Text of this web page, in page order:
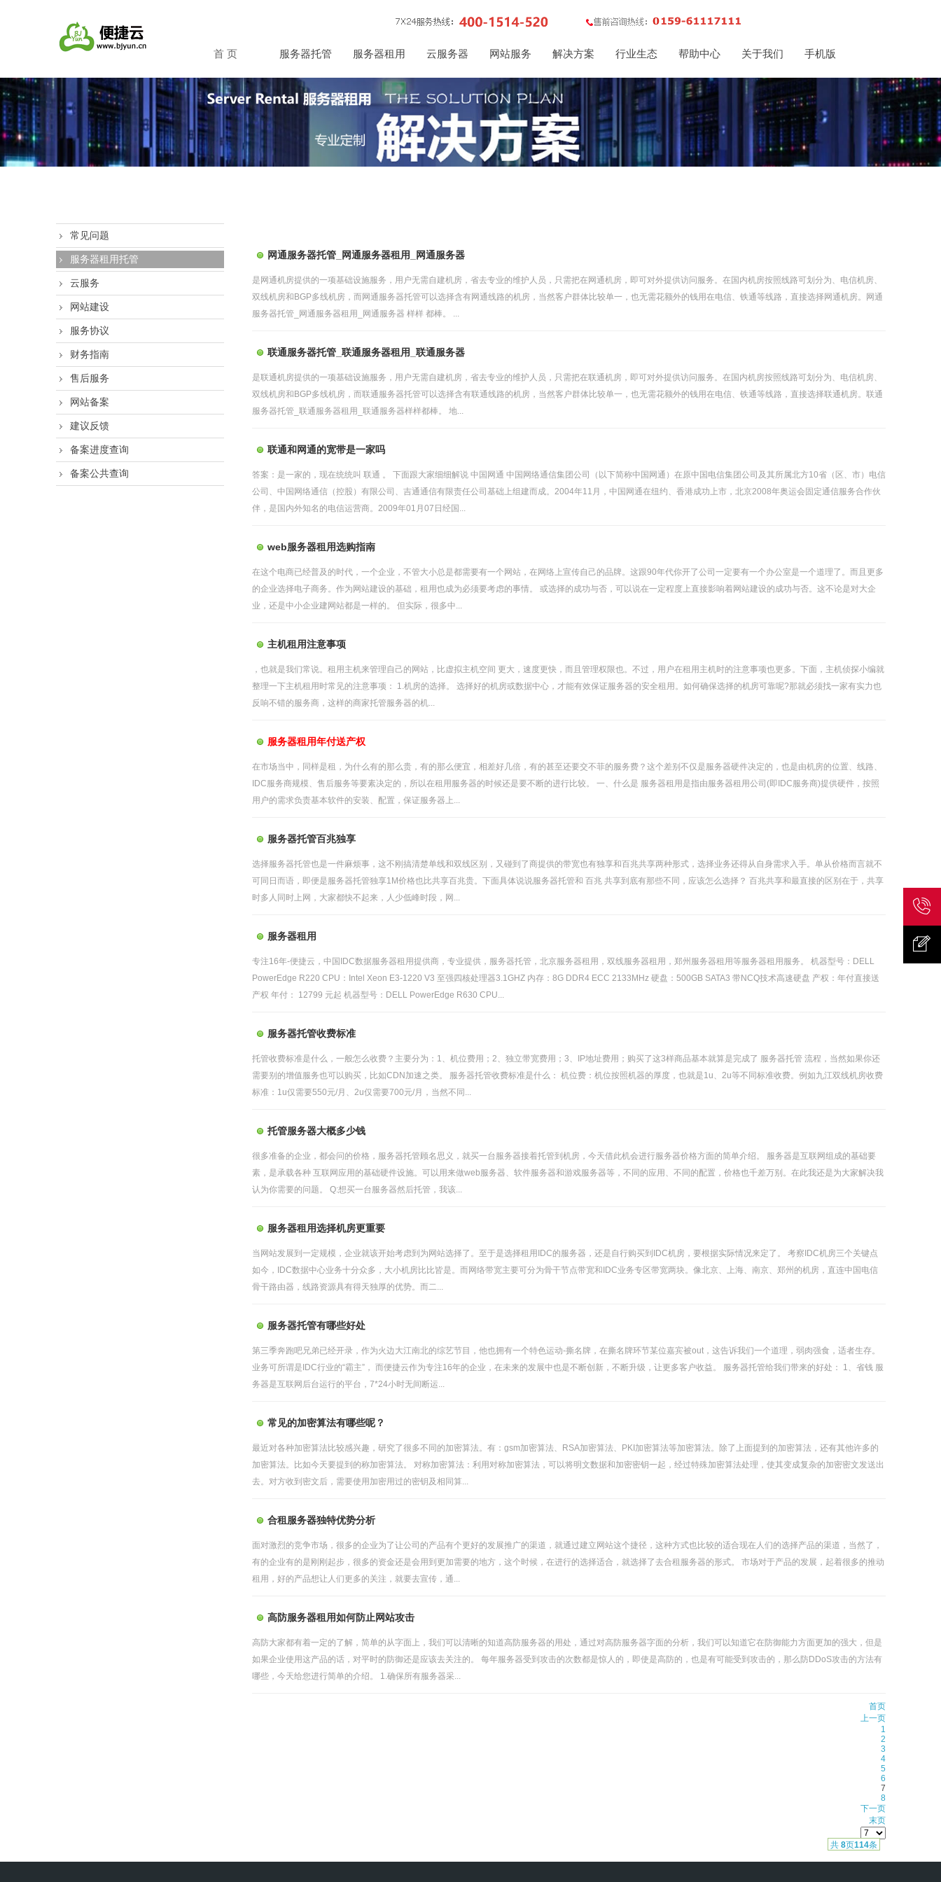
首 页 服务器托管 服务器租用 云服务器 网站服务 解决方案 行业生态 帮助中心 关于我们 手机版
常见问题
服务器租用托管
云服务
网站建设
服务协议
财务指南
售后服务
网站备案
建议反馈
备案进度查询
备案公共查询
网通服务器托管_网通服务器租用_网通服务器
是网通机房提供的一项基础设施服务，用户无需自建机房，省去专业的维护人员，只需把在网通机房，即可对外提供访问服务。在国内机房按照线路可划分为、电信机房、
双线机房和BGP多线机房，而网通服务器托管可以选择含有网通线路的机房，当然客户群体比较单一，也无需花额外的钱用在电信、铁通等线路，直接选择网通机房。网通
服务器托管_网通服务器租用_网通服务器 样样 都棒。 ...
联通服务器托管_联通服务器租用_联通服务器
是联通机房提供的一项基础设施服务，用户无需自建机房，省去专业的维护人员，只需把在联通机房，即可对外提供访问服务。在国内机房按照线路可划分为、电信机房、
双线机房和BGP多线机房，而联通服务器托管可以选择含有联通线路的机房，当然客户群体比较单一，也无需花额外的钱用在电信、铁通等线路，直接选择联通机房。联通
服务器托管_联通服务器租用_联通服务器样样都棒。 地...
联通和网通的宽带是一家吗
答案：是一家的，现在统统叫 联通 。 下面跟大家细细解说 中国网通 中国网络通信集团公司（以下简称中国网通）在原中国电信集团公司及其所属北方10省（区、市）电信
公司、中国网络通信（控股）有限公司、吉通通信有限责任公司基础上组建而成。2004年11月，中国网通在纽约、香港成功上市，北京2008年奥运会固定通信服务合作伙
伴，是国内外知名的电信运营商。2009年01月07日经国...
web服务器租用选购指南
在这个电商已经普及的时代，一个企业，不管大小总是都需要有一个网站，在网络上宣传自己的品牌。这跟90年代你开了公司一定要有一个办公室是一个道理了。而且更多
的企业选择电子商务。作为网站建设的基础，租用也成为必须要考虑的事情。 或选择的成功与否，可以说在一定程度上直接影响着网站建设的成功与否。这不论是对大企
业，还是中小企业建网站都是一样的。 但实际，很多中...
主机租用注意事项
，也就是我们常说。租用主机来管理自己的网站，比虚拟主机空间 更大，速度更快，而且管理权限也。不过，用户在租用主机时的注意事项也更多。下面，主机侦探小编就
整理一下主机租用时常见的注意事项： 1.机房的选择。 选择好的机房或数据中心，才能有效保证服务器的安全租用。如何确保选择的机房可靠呢?那就必须找一家有实力也
反响不错的服务商，这样的商家托管服务器的机...
服务器租用年付送产权
在市场当中，同样是租，为什么有的那么贵，有的那么便宜，相差好几倍，有的甚至还要交不菲的服务费？这个差别不仅是服务器硬件决定的，也是由机房的位置、线路、
IDC服务商规模、售后服务等要素决定的，所以在租用服务器的时候还是要不断的进行比较。 一、什么是 服务器租用是指由服务器租用公司(即IDC服务商)提供硬件，按照
用户的需求负责基本软件的安装、配置，保证服务器上...
服务器托管百兆独享
选择服务器托管也是一件麻烦事，这不刚搞清楚单线和双线区别，又碰到了商提供的带宽也有独享和百兆共享两种形式，选择业务还得从自身需求入手。单从价格而言就不
可同日而语，即便是服务器托管独享1M价格也比共享百兆贵。下面具体说说服务器托管和 百兆 共享到底有那些不同，应该怎么选择？ 百兆共享和最直接的区别在于，共享
时多人同时上网，大家都快不起来，人少低峰时段，网...
服务器租用
专注16年-便捷云，中国IDC数据服务器租用提供商，专业提供，服务器托管，北京服务器租用，双线服务器租用，郑州服务器租用等服务器租用服务。 机器型号：DELL
PowerEdge R220 CPU：Intel Xeon E3-1220 V3 至强四核处理器3.1GHZ 内存：8G DDR4 ECC 2133MHz 硬盘：500GB SATA3 带NCQ技术高速硬盘 产权：年付直接送
产权 年付： 12799 元起 机器型号：DELL PowerEdge R630 CPU...
服务器托管收费标准
托管收费标准是什么，一般怎么收费？主要分为：1、机位费用；2、独立带宽费用；3、IP地址费用；购买了这3样商品基本就算是完成了 服务器托管 流程，当然如果你还
需要别的增值服务也可以购买，比如CDN加速之类。 服务器托管收费标准是什么： 机位费：机位按照机器的厚度，也就是1u、2u等不同标准收费。例如九江双线机房收费
标准：1u仅需要550元/月、2u仅需要700元/月，当然不同...
托管服务器大概多少钱
很多准备的企业，都会问的价格，服务器托管顾名思义，就买一台服务器接着托管到机房，今天借此机会进行服务器价格方面的简单介绍。 服务器是互联网组成的基础要
素，是承载各种 互联网应用的基础硬件设施。可以用来做web服务器、软件服务器和游戏服务器等，不同的应用、不同的配置，价格也千差万别。在此我还是为大家解决我
认为你需要的问题。 Q:想买一台服务器然后托管，我该...
服务器租用选择机房更重要
当网站发展到一定规模，企业就该开始考虑到为网站选择了。至于是选择租用IDC的服务器，还是自行购买到IDC机房，要根据实际情况来定了。 考察IDC机房三个关键点
如今，IDC数据中心业务十分众多，大小机房比比皆是。而网络带宽主要可分为骨干节点带宽和IDC业务专区带宽两块。像北京、上海、南京、郑州的机房，直连中国电信
骨干路由器，线路资源具有得天独厚的优势。而二...
服务器托管有哪些好处
第三季奔跑吧兄弟已经开录，作为火边大江南北的综艺节目，他也拥有一个特色运动-撕名牌，在撕名牌环节某位嘉宾被out，这告诉我们一个道理，弱肉强食，适者生存。
业务可所谓是IDC行业的“霸主”， 而便捷云作为专注16年的企业，在未来的发展中也是不断创新，不断升级，让更多客户收益。 服务器托管给我们带来的好处： 1、省钱 服
务器是互联网后台运行的平台，7*24小时无间断运...
常见的加密算法有哪些呢？
最近对各种加密算法比较感兴趣，研究了很多不同的加密算法。有：gsm加密算法、RSA加密算法、PKI加密算法等加密算法。除了上面提到的加密算法，还有其他许多的
加密算法。比如今天要提到的称加密算法。 对称加密算法：利用对称加密算法，可以将明文数据和加密密钥一起，经过特殊加密算法处理，使其变成复杂的加密密文发送出
去。对方收到密文后，需要使用加密用过的密钥及相同算...
合租服务器独特优势分析
面对激烈的竞争市场，很多的企业为了让公司的产品有个更好的发展推广的渠道，就通过建立网站这个捷径，这种方式也比较的适合现在人们的选择产品的渠道，当然了，
有的企业有的是刚刚起步，很多的资金还是会用到更加需要的地方，这个时候，在进行的选择适合，就选择了去合租服务器的形式。 市场对于产品的发展，起着很多的推动
租用，好的产品想让人们更多的关注，就要去宣传，通...
高防服务器租用如何防止网站攻击
高防大家都有着一定的了解，简单的从字面上，我们可以清晰的知道高防服务器的用处，通过对高防服务器字面的分析，我们可以知道它在防御能力方面更加的强大，但是
如果企业使用这产品的话，对平时的防御还是应该去关注的。 每年服务器受到攻击的次数都是惊人的，即使是高防的，也是有可能受到攻击的，那么防DDoS攻击的方法有
哪些，今天给您进行简单的介绍。 1.确保所有服务器采...
首页
上一页
1
2
3
4
5
6
7
8
下一页
末页
共 8页114条
联系我